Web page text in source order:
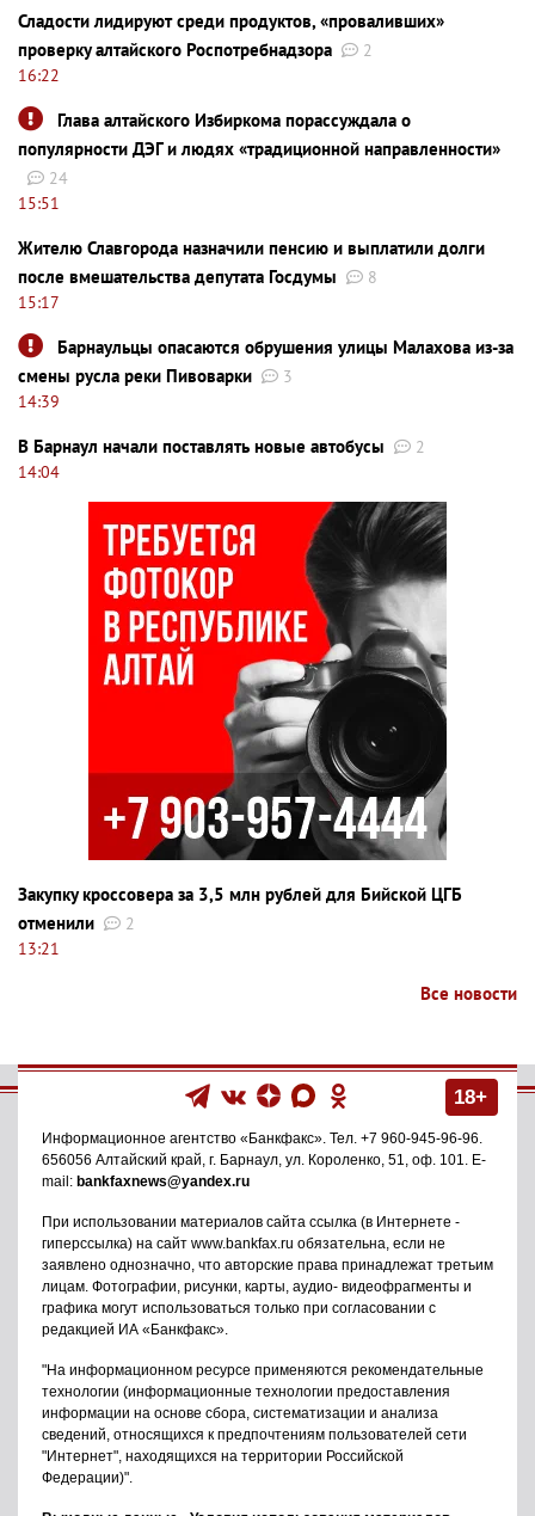
Сладости лидируют среди продуктов, «проваливших»
проверку алтайского Роспотребнадзора
2
16:22
Глава алтайского Избиркома порассуждала о
популярности ДЭГ и людях «традиционной направленности»
24
15:51
Жителю Славгорода назначили пенсию и выплатили долги
после вмешательства депутата Госдумы
8
15:17
Барнаульцы опасаются обрушения улицы Малахова из-за
смены русла реки Пивоварки
3
14:39
В Барнаул начали поставлять новые автобусы
2
14:04
Закупку кроссовера за 3,5 млн рублей для Бийской ЦГБ
отменили
2
13:21
Все новости
18+
Информационное агентство «Банкфакс» . Тел. +7 960-945-96-96
656056 Алтайский край, г. Барнаул ул. Короленко, 51, оф. 101
. E-
mail: bankfaxnews@yandex.ru
При использовании материалов сайта ссылка (в Интернете -
гиперссылка) на сайт www.bankfax.ru обязательна, если не
заявлено однозначно, что авторские права принадлежат третьим
лицам. Фотографии, рисунки, карты, аудио- видеофрагменты и
графика могут использоваться только при согласовании с
редакцией ИА «Банкфакс».
"На информационном ресурсе применяются рекомендательные
технологии (информационные технологии предоставления
информации на основе сбора, систематизации и анализа
сведений, относящихся к предпочтениям пользователей сети
"Интернет", находящихся на территории Российской
Федерации)".